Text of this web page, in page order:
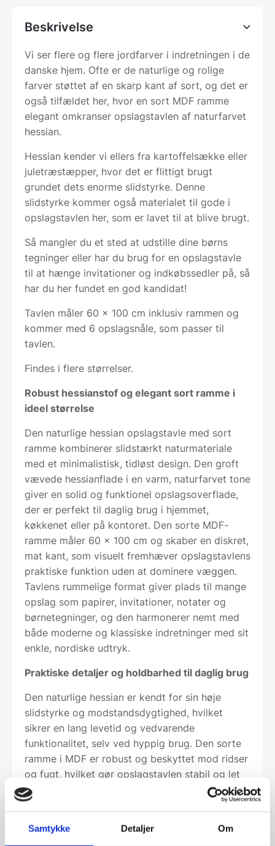
Samtykke Detaljer Om
Beskrivelse
Vi ser flere og flere jordfarver i indretningen i de
danske hjem. Ofte er de naturlige og rolige
farver støttet af en skarp kant af sort, og det er
også tilfældet her, hvor en sort MDF ramme
elegant omkranser opslagstavlen af naturfarvet
hessian.
Hessian kender vi ellers fra kartoffelsække eller
juletræstæpper, hvor det er flittigt brugt
grundet dets enorme slidstyrke. Denne
slidstyrke kommer også materialet til gode i
opslagstavlen her, som er lavet til at blive brugt.
Så mangler du et sted at udstille dine børns
tegninger eller har du brug for en opslagstavle
til at hænge invitationer og indkøbssedler på, så
har du her fundet en god kandidat!
Tavlen måler 60 x 100 cm inklusiv rammen og
kommer med 6 opslagsnåle, som passer til
tavlen.
Findes i flere størrelser.
Robust hessianstof og elegant sort ramme i
ideel størrelse
Den naturlige hessian opslagstavle med sort
ramme kombinerer slidstærkt naturmateriale
med et minimalistisk, tidløst design. Den groft
vævede hessianflade i en varm, naturfarvet tone
giver en solid og funktionel opslagsoverflade,
der er perfekt til daglig brug i hjemmet,
køkkenet eller på kontoret. Den sorte MDF-
ramme måler 60 x 100 cm og skaber en diskret,
mat kant, som visuelt fremhæver opslagstavlens
praktiske funktion uden at dominere væggen.
Tavlens rummelige format giver plads til mange
opslag som papirer, invitationer, notater og
børnetegninger, og den harmonerer nemt med
både moderne og klassiske indretninger med sit
enkle, nordiske udtryk.
Praktiske detaljer og holdbarhed til daglig brug
Den naturlige hessian er kendt for sin høje
slidstyrke og modstandsdygtighed, hvilket
sikrer en lang levetid og vedvarende
funktionalitet, selv ved hyppig brug. Den sorte
ramme i MDF er robust og beskyttet mod ridser
og fugt, hvilket gør opslagstavlen stabil og let
at vedligeholde. Med de seks medfølgende
opslagsnåle, der er tilpasset det grove stof,
Denne opslagstavle er ideel til familier, kreative